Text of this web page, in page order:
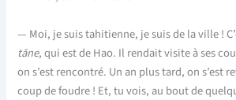
— Moi, je suis tahitienne, je suis de la ville !
tāne, qui est de Hao. Il rendait visite à ses
on s’est rencontré. Un an plus tard, on s’est
coup de foudre ! Et, tu vois, au bout de